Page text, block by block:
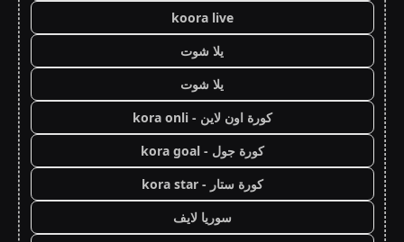
koora live
يلا شوت
يلا شوت
كورة اون لاين - kora onli
كورة جول - kora goal
كورة ستار - kora star
سوريا لايف